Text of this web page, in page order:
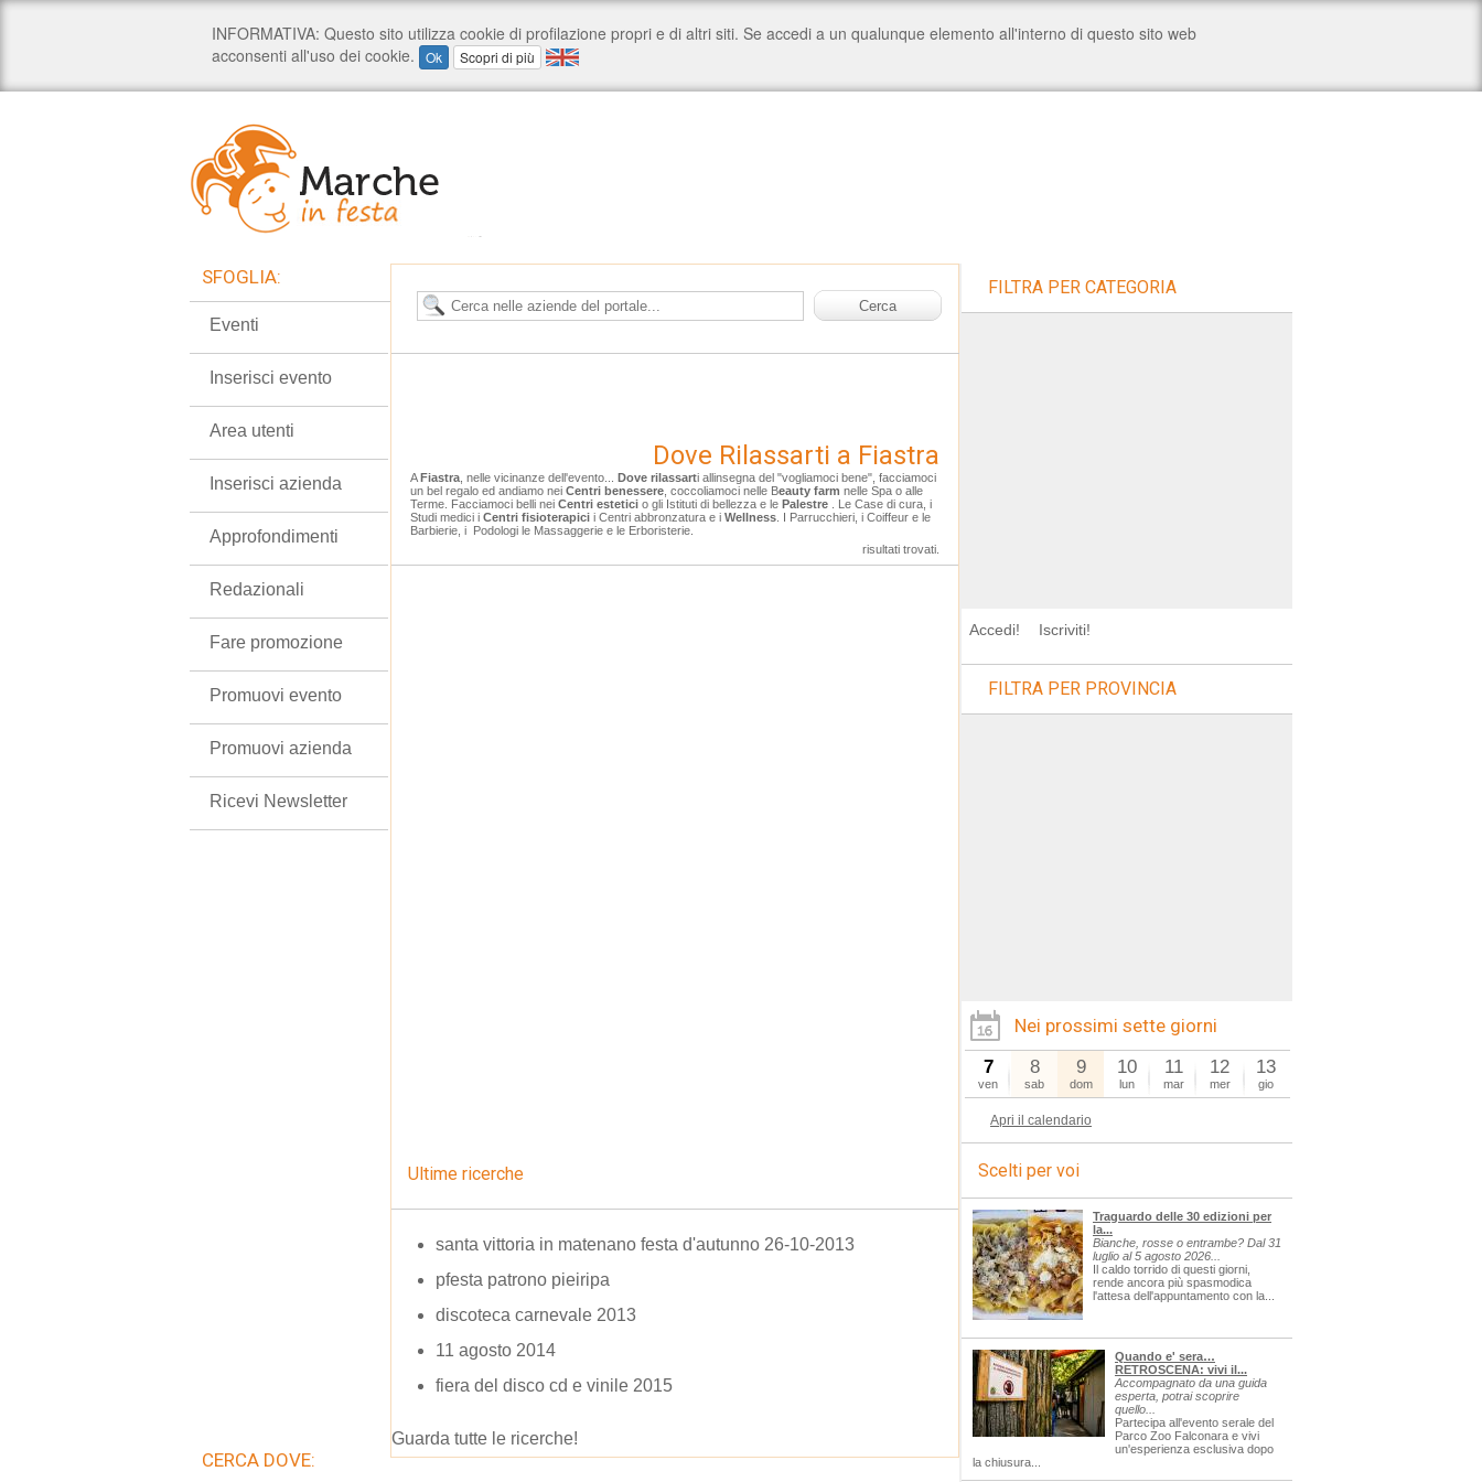
Dove Rilassarti a Fiastra
AFiastra , nelle vicinanze dell'evento... Dove rilassarti allinsegna del "vogliamoci bene", facciamoci
un bel regalo ed andiamo nei Centri benessere , coccoliamoci nelle Beauty farm nelle Spa o alle
Terme. Facciamoci belli nei Centri estetici o gli Istituti di bellezza e le Palestre . Le Case di cura, i
Studi medici i Centri fisioterapici i Centri abbronzatura e i Wellness . I Parrucchieri, i Coiffeur e le
Barbierie, i Podologi le Massaggerie e le Erboristerie.
risultati trovati.
Ultime ricerche
santa vittoria in matenano festa d'autunno 26-10-2013
pfesta patrono pieiripa
discoteca carnevale 2013
11 agosto 2014
fiera del disco cd e vinile 2015
Guarda tutte le ricerche!
SFOGLIA:
Eventi
Inserisci evento
Area utenti
Inserisci azienda
Approfondimenti
Redazionali
Fare promozione
Promuovi evento
Promuovi azienda
Ricevi Newsletter
CERCA DOVE:
FILTRA PER CATEGORIA
Accedi! Iscriviti!
FILTRA PER PROVINCIA
Nei prossimi sette giorni
7
ven
8
sab
9
dom
10
lun
11
mar
12
mer
13
gio
Apri il calendario
Scelti per voi
Traguardo delle 30 edizioni per
la...
Bianche, rosse o entrambe? Dal 31
luglio al 5 agosto 2026...
Il caldo torrido di questi giorni,
rende ancora più spasmodica
l'attesa dell'appuntamento con la...
Quando e' sera…
RETROSCENA: vivi il...
Accompagnato da una guida
esperta, potrai scoprire
quello...
Partecipa all'evento serale del
Parco Zoo Falconara e vivi
un'esperienza esclusiva dopo
la chiusura...